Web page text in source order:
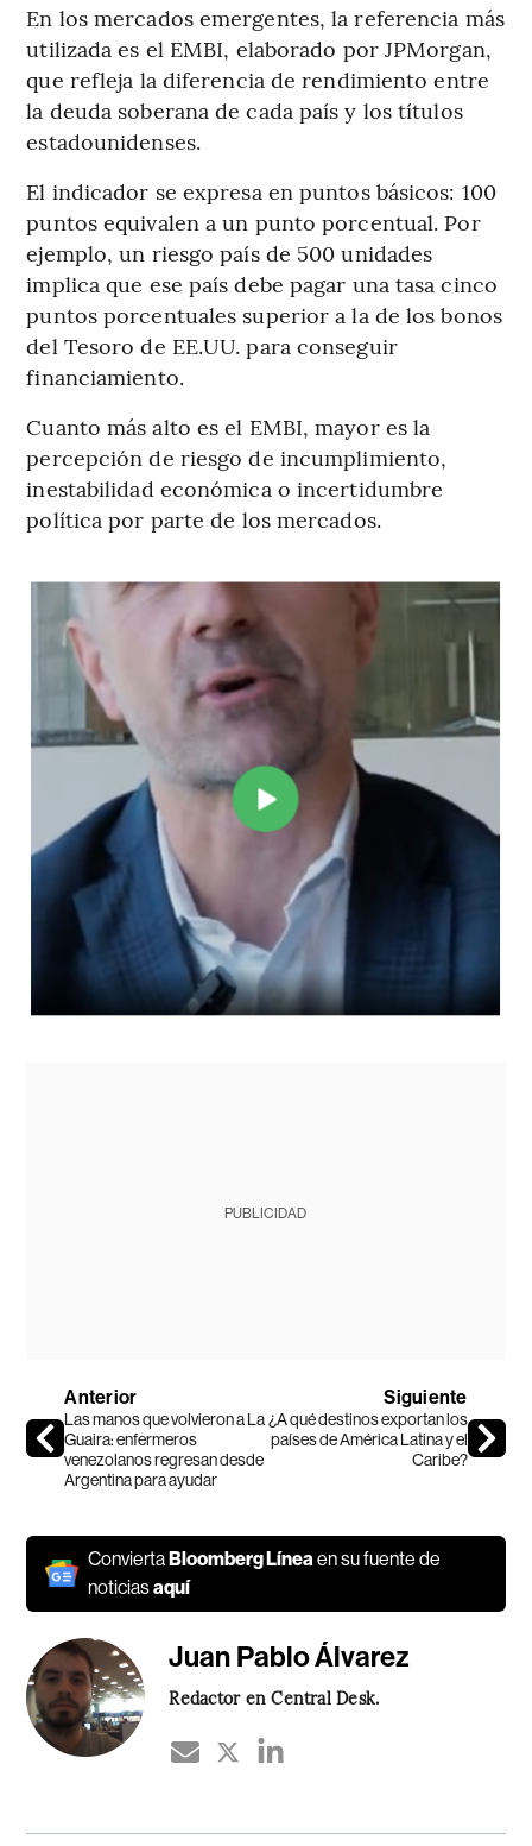
En los mercados emergentes, la referencia más
utilizada es el EMBI, elaborado por JPMorgan,
que refleja la diferencia de rendimiento entre
la deuda soberana de cada país y los títulos
estadounidenses.
El indicador se expresa en puntos básicos: 100
puntos equivalen a un punto porcentual. Por
ejemplo, un riesgo país de 500 unidades
implica que ese país debe pagar una tasa cinco
puntos porcentuales superior a la de los bonos
del Tesoro de EE.UU. para conseguir
financiamiento.
Cuanto más alto es el EMBI, mayor es la
percepción de riesgo de incumplimiento,
inestabilidad económica o incertidumbre
política por parte de los mercados.
PUBLICIDAD
Anterior
Las manos que volvieron a La
Guaira: enfermeros
venezolanos regresan desde
Argentina para ayudar
Siguiente
¿A qué destinos exportan los
países de América Latina y el
Caribe?
ConviertaBloomberg Línea en su fuente de
noticiasaquí
Juan Pablo Álvarez
Redactor en Central Desk.